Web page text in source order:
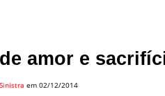
amor e
em 02/12/2014